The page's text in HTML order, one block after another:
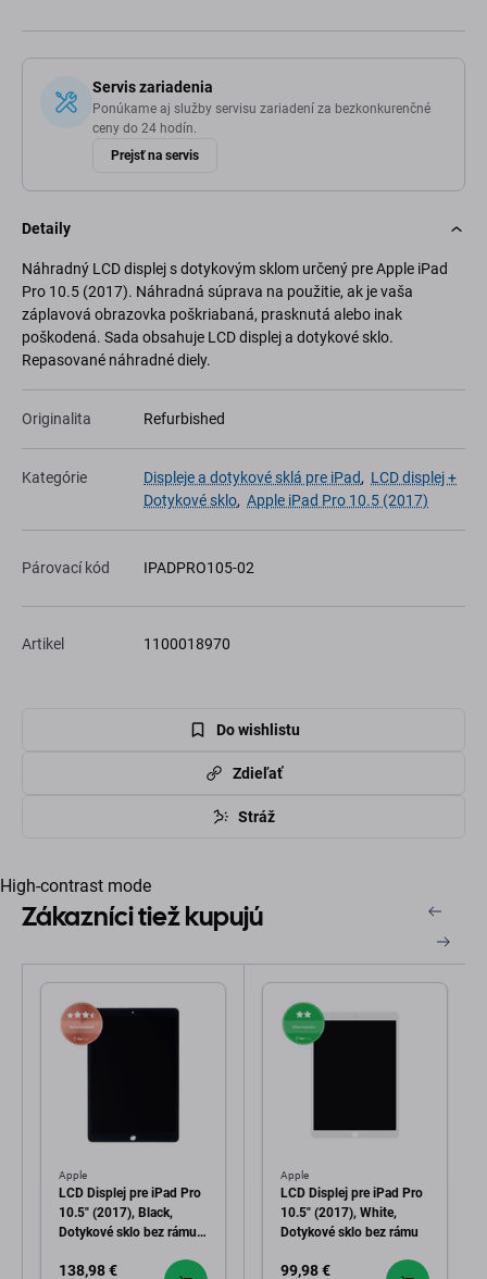
Servis zariadenia
Ponúkame aj služby servisu zariadení za bezkonkurenčné
ceny do 24 hodín.
Prejsť na servis
Detaily
Náhradný LCD displej s dotykovým sklom určený pre Apple iPad
Pro 10.5 (2017). Náhradná súprava na použitie, ak je vaša
záplavová obrazovka poškriabaná, prasknutá alebo inak
poškodená. Sada obsahuje LCD displej a dotykové sklo.
Repasované náhradné diely.
Originalita Refurbished
Kategórie Displeje a dotykové sklá pre iPad, LCD displej +
Dotykové sklo, Apple iPad Pro 10.5 (2017)
Párovací kód IPADPRO105-02
Artikel 1100018970
Do wishlistu
Zdieľať
Stráž
High-contrast mode
Zákazníci tiež kupujú
Apple
LCD Displej pre iPad Pro
10.5" (2017), Black,
Dotykové sklo bez rámu,
138,98 €
Apple
LCD Displej pre iPad Pro
10.5" (2017), White,
Dotykové sklo bez rámu
99,98 €